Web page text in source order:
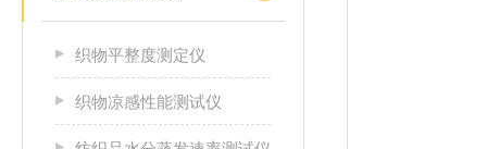
织物平整度测定仪
织物凉感性能测试仪